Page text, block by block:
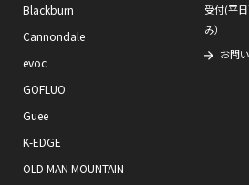
Blackburn
Cannondale
evoc
GOFLUO
Guee
K-EDGE
OLD MAN MOUNTAIN
受付(平
み）
お問